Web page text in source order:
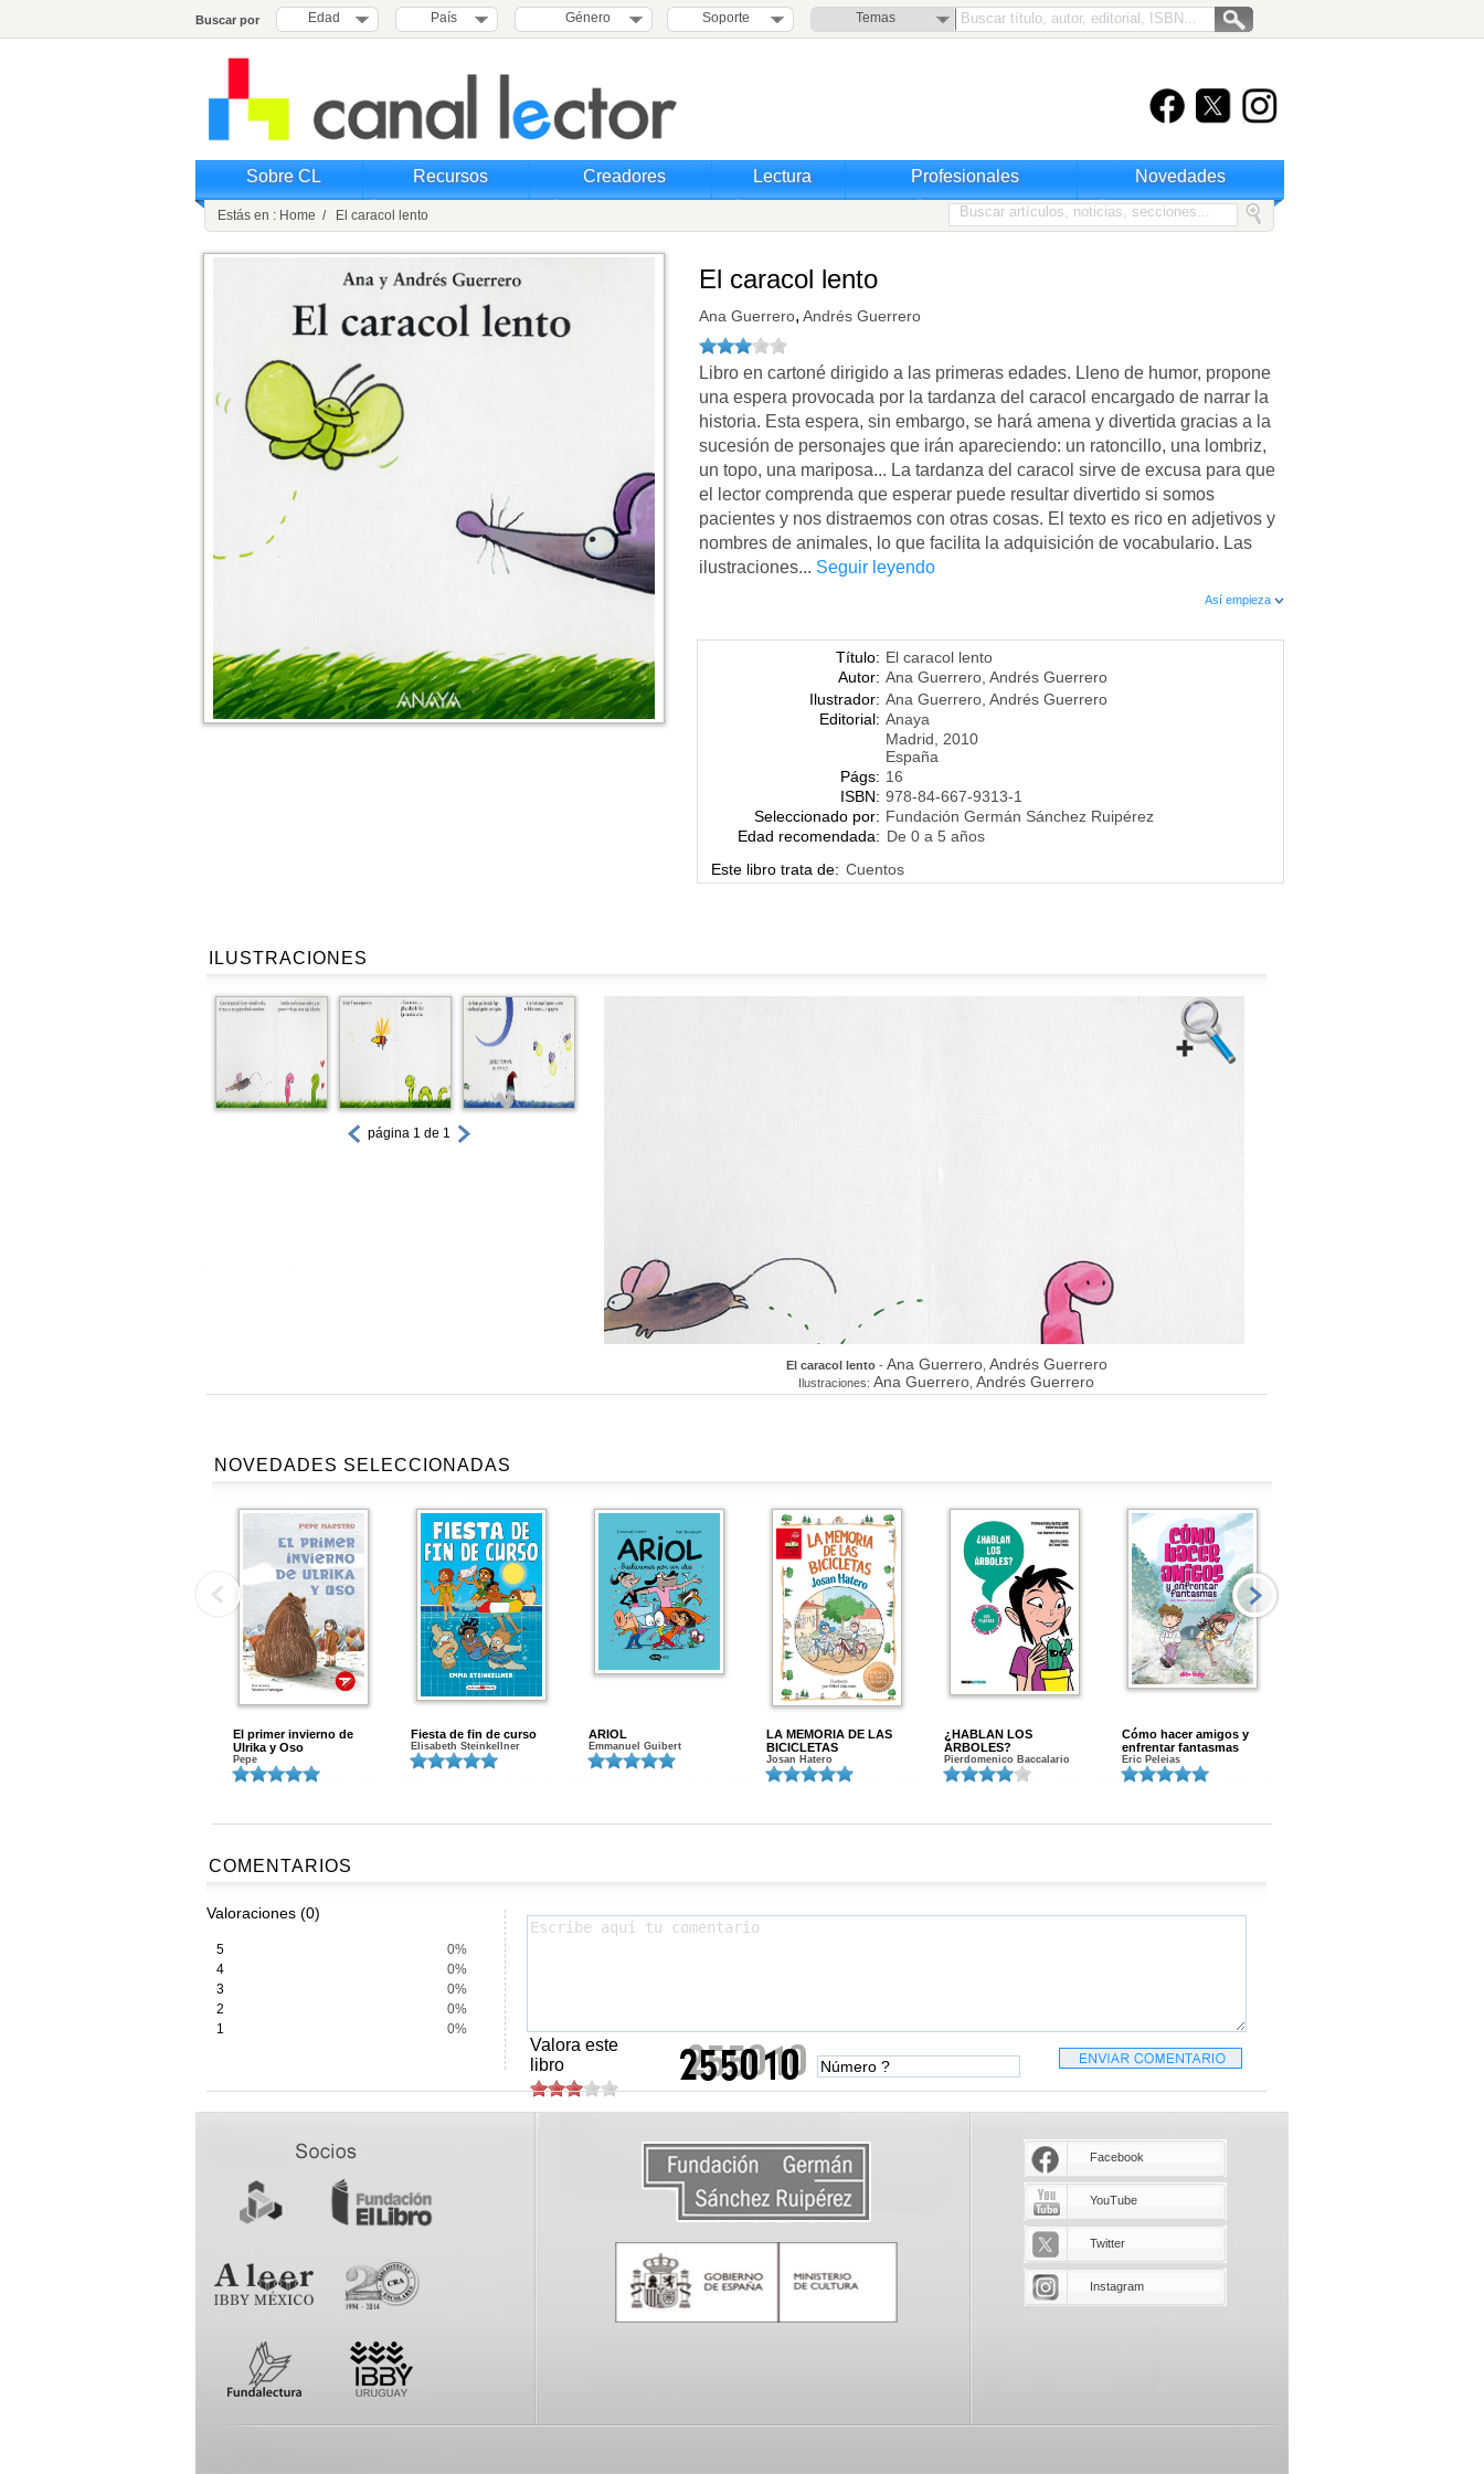
Buscar por Edad País Género Soporte Temas
Sobre CL Recursos Creadores Lectura Profesionales Novedades
Estás en : Home / El caracol lento
El caracol lento
Ana Guerrero, Andrés Guerrero
Libro en cartoné dirigido a las primeras edades. Lleno de humor, propone
una espera provocada por la tardanza del caracol encargado de narrar la
historia. Esta espera, sin embargo, se hará amena y divertida gracias a la
sucesión de personajes que irán apareciendo: un ratoncillo, una lombriz,
un topo, una mariposa... La tardanza del caracol sirve de excusa para que
el lector comprenda que esperar puede resultar divertido si somos
pacientes y nos distraemos con otras cosas. El texto es rico en adjetivos y
nombres de animales, lo que facilita la adquisición de vocabulario. Las
ilustraciones... Seguir leyendo
Así empieza
Título: El caracol lento
Autor: Ana Guerrero Andrés Guerrero
Ilustrador: Ana Guerrero Andrés Guerrero
Editorial: Anaya
Madrid, 2010
España
Págs: 16
ISBN: 978-84-667-9313-1
Seleccionado por: Fundación Germán Sánchez Ruipérez
Edad recomendada: De 0 a 5 años
Este libro trata de: Cuentos
ILUSTRACIONES
página 1 de 1
El caracol lento- Ana Guerrero, Andrés Guerrero
Ilustraciones: Ana Guerrero Andrés Guerrero
NOVEDADES SELECCIONADAS
El primer invierno de
Ulrika y Oso
Pepe
Fiesta de fin de curso
Elisabeth Steinkellner
ARIOL
Emmanuel Guibert
LA MEMORIA DE LAS
BICICLETAS
Josan Hatero
¿HABLAN LOS
ÁRBOLES?
Pierdomenico Baccalario
Cómo hacer amigos y
enfrentar fantasmas
Eric Peleias
COMENTARIOS
Valoraciones (0)
5
0%
4
0%
3
0%
2
0%
1
0%
Valora este
libro
Facebook
YouTube
Twitter
Instagram